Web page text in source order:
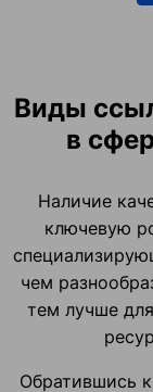
Виды
в
Наличие
ключевую
чем
тем лучше
Обратившись